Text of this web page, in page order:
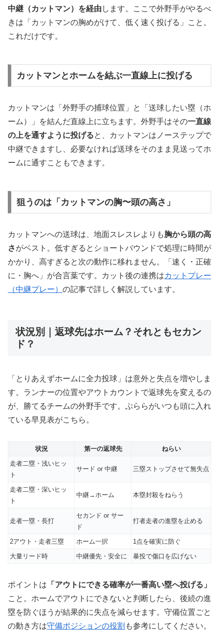
中継（カットマン）を経由 します。ここで外野手がやるべ
きは「カットマンの胸めがけて、低く速く投げる」こと。
これだけです。
カットマンとホームを結ぶ一直線上に投げる
カットマンは「外野手の捕球位置」と「送球したい塁（ホ
ーム）」を結んだ直線上に立ちます。外野手はその一直線
の上を通すように投げると、カットマンはノーステップで
中継できますし、必要なければ送球をそのまま見送ってホ
ームに通すこともできます。
狙うのは「カットマンの胸〜頭の高さ」
カットマンへの送球は、地面スレスレよりも胸から頭の高
さがベスト。低すぎるとショートバウンドで処理に時間が
かかり、高すぎると次の動作に移れません。「速く・正確
に・胸へ」が合言葉です。カット後の連携はカットプレー
（中継プレー） の記事で詳しく解説しています。
状況別｜返球先はホーム？それともセカン
ド？
「とりあえずホームに全力投球」は意外と失点を増やしま
す。ランナーの位置やアウトカウントで返球先を変えるの
が、勝てるチームの外野手です。ぷららがいつも頭に入れ
ている早見表がこちら。
状況 第一の返球先
ねらい
走者二塁・浅いヒッ
ト
サード or 中継 三塁ストップさせて無失点
走者二塁・深いヒッ
ト
中継→ホーム 本塁封殺をねらう
走者一塁・長打
セカンド or サー
ド
打者走者の進塁を止める
2アウト・走者三塁 ホーム一択
1点を確実に防ぐ
大量リード時
中継優先・安全に 暴投で傷口を広げない
ポイントは 「アウトにできる確率が一番高い塁へ投げる」
こと。ホームでアウトにできないと判断したら、後続の進
塁を防ぐほうが結果的に失点を減らせます。守備位置ごと
の動き方は守備ポジションの役割 も参考にしてください。